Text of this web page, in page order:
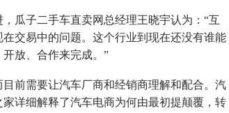
子二手车直卖网总经理王晓宇认为：“互
交易中的问题。这个行业到现在还没有谁能
放、合作来完成。”
需要让汽车厂商和经销商理解和配合。汽
详细解释了汽车电商为何由最初提颠覆，转